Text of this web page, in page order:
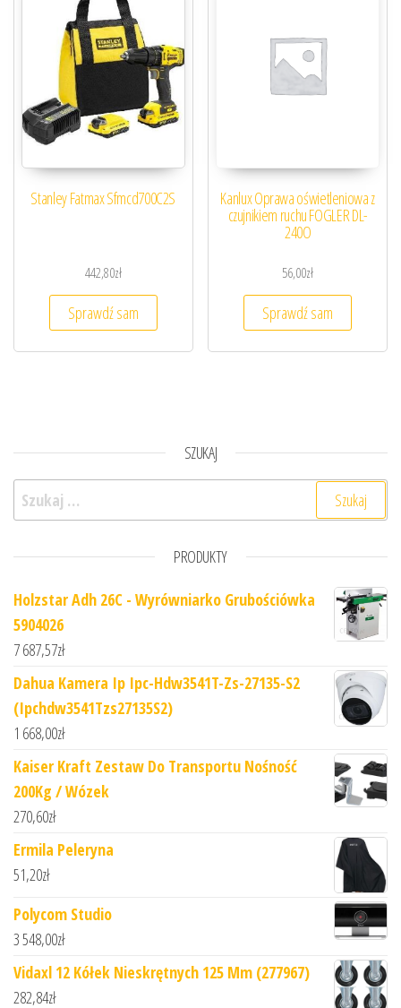
Stanley Fatmax Sfmcd700C2S
442,80zł
Sprawdź sam
Kanlux Oprawa oświetleniowa z
czujnikiem ruchu FOGLER DL-
240O
56,00zł
Sprawdź sam
SZUKAJ
Szukaj:
PRODUKTY
Holzstar Adh 26C - Wyrówniarko Grubościówka
5904026
7 687,57zł
Dahua Kamera Ip Ipc-Hdw3541T-Zs-27135-S2
(Ipchdw3541Tzs27135S2)
1 668,00zł
Kaiser Kraft Zestaw Do Transportu Nośność
200Kg / Wózek
270,60zł
Ermila Peleryna
51,20zł
Polycom Studio
3 548,00zł
Vidaxl 12 Kółek Nieskrętnych 125 Mm (277967)
282,84zł